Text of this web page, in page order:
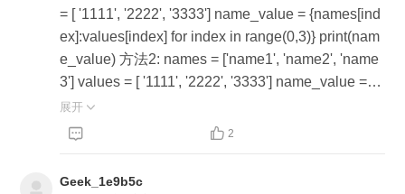
= [ '1111', '2222', '3333'] name_value = {names[ind
ex]:values[index] for index in range(0,3)} print(nam
e_value) 方法2: names = ['name1', 'name2', 'name
3'] values = [ '1111', '2222', '3333'] name_value =
{name:value for name,value in zip(names,values)}
print(name_value) 方法3: names = ['name1', 'name
展开 
  2
Geek_1e9b5c